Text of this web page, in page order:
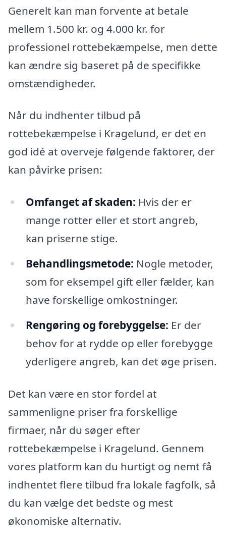
Generelt kan man forvente at betale
mellem 1.500 kr. og 4.000 kr. for
professionel rottebekæmpelse, men dette
kan ændre sig baseret på de specifikke
omstændigheder.
Når du indhenter tilbud på
rottebekæmpelse i Kragelund, er det en
god idé at overveje følgende faktorer, der
kan påvirke prisen:
Omfanget af skaden: Hvis der er
mange rotter eller et stort angreb,
kan priserne stige.
Behandlingsmetode: Nogle metoder,
som for eksempel gift eller fælder, kan
have forskellige omkostninger.
Rengøring og forebyggelse: Er der
behov for at rydde op eller forebygge
yderligere angreb, kan det øge prisen.
Det kan være en stor fordel at
sammenligne priser fra forskellige
firmaer, når du søger efter
rottebekæmpelse i Kragelund. Gennem
vores platform kan du hurtigt og nemt få
indhentet flere tilbud fra lokale fagfolk, så
du kan vælge det bedste og mest
økonomiske alternativ.